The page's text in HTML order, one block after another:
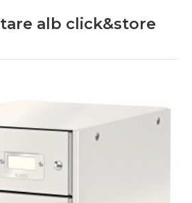
alb click&store